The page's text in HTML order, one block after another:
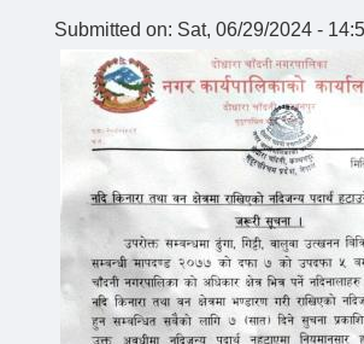
Submitted on: Sat, 06/29/2024 -